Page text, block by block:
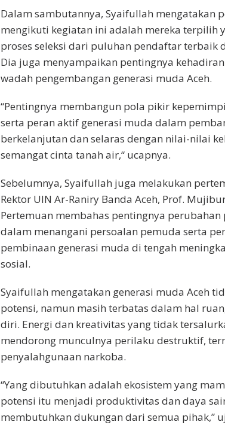
Dalam sambutannya, Syaifullah mengatakan
mengikuti kegiatan ini adalah mereka terpilih
proses seleksi dari puluhan pendaftar terbaik
Dia juga menyampaikan pentingnya
wadah pengembangan generasi muda Aceh.
“Pentingnya membangun pola pikir
serta peran aktif generasi muda dalam
berkelanjutan dan selaras dengan nilai-nilai
semangat cinta tanah air,“ ucapnya.
Sebelumnya, Syaifullah juga melakukan
Rektor UIN Ar-Raniry Banda Aceh, Prof.
Pertemuan membahas pentingnya perubahan
dalam menangani persoalan pemuda serta
pembinaan generasi muda di tengah
sosial.
Syaifullah mengatakan generasi muda Aceh
potensi, namun masih terbatas dalam hal
diri. Energi dan kreativitas yang tidak
mendorong munculnya perilaku destruktif,
penyalahgunaan narkoba.
“Yang dibutuhkan adalah ekosistem yang
potensi itu menjadi produktivitas dan daya
membutuhkan dukungan dari semua pihak,”